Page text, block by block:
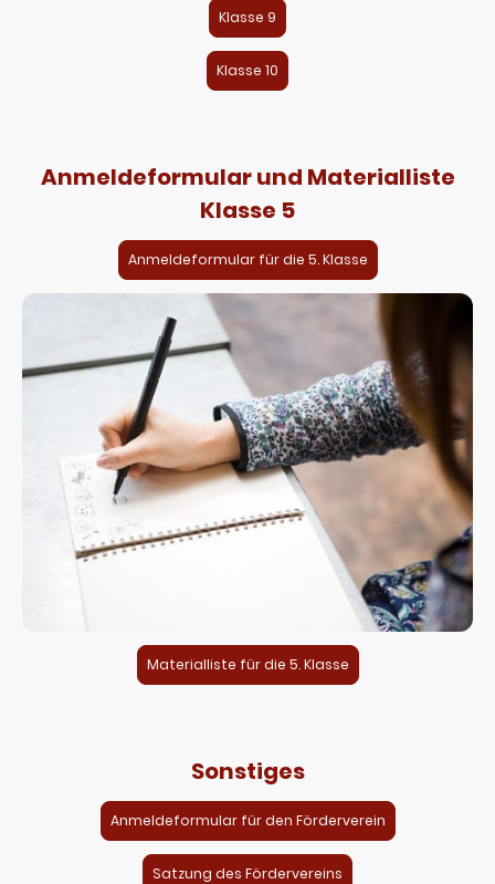
Klasse 9
Klasse 10
Anmeldeformular und Materialliste
Klasse 5
Anmeldeformular für die 5. Klasse
Materialliste für die 5. Klasse
Sonstiges
Anmeldeformular für den Förderverein
Satzung des Fördervereins